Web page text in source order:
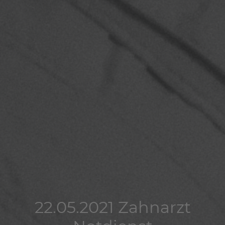
22.05.2021 Zahnarzt
22.05.2021 Zahnarzt
22.05.2021 Zahnarzt